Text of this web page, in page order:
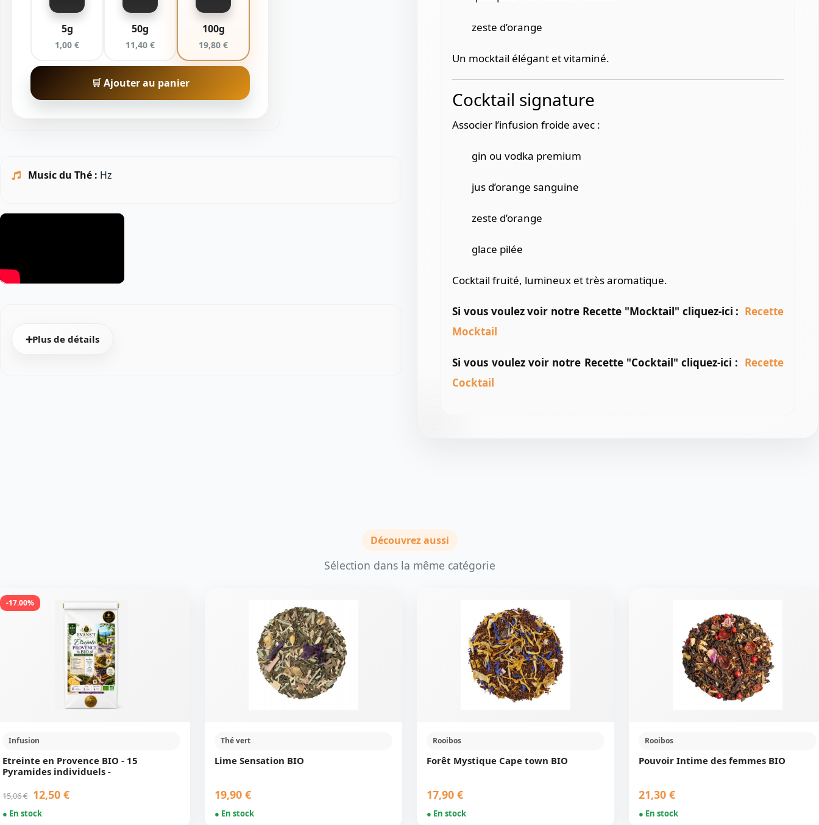
5g
1,00 €
50g
11,40 €
100g
19,80 €
🛒 Ajouter au panier
Music du Thé : Hz
➕Plus de détails
zeste d’orange
Un mocktail élégant et vitaminé.
Cocktail signature
Associer l’infusion froide avec :
gin ou vodka premium
jus d’orange sanguine
zeste d’orange
glace pilée
Cocktail fruité, lumineux et très aromatique.
Si vous voulez voir notre Recette "Mocktail" cliquez-ici : Recette
Mocktail
Si vous voulez voir notre Recette "Cocktail" cliquez-ici : Recette
Cocktail
Découvrez aussi
Sélection dans la même catégorie
-17.00%
Infusion
Etreinte en Provence BIO - 15
Pyramides individuels -
15,06 € 12,50 €
● En stock
Thé vert
Lime Sensation BIO
19,90 €
● En stock
Rooibos
Forêt Mystique Cape town BIO
17,90 €
● En stock
Rooibos
Pouvoir Intime des femmes BIO
21,30 €
● En stock